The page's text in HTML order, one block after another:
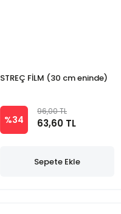
STREÇ FİLM (30 cm eninde)
%34
96,00 TL
63,60 TL
Sepete Ekle